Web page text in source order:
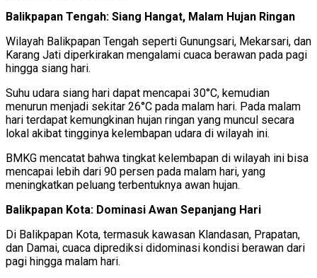
Balikpapan Tengah: Siang Hangat, Malam Hujan Ringan
Wilayah Balikpapan Tengah seperti Gunungsari, Mekarsari, dan
Karang Jati diperkirakan mengalami cuaca berawan pada pagi
hingga siang hari.
Suhu udara siang hari dapat mencapai 30°C, kemudian
menurun menjadi sekitar 26°C pada malam hari. Pada malam
hari terdapat kemungkinan hujan ringan yang muncul secara
lokal akibat tingginya kelembapan udara di wilayah ini.
BMKG mencatat bahwa tingkat kelembapan di wilayah ini bisa
mencapai lebih dari 90 persen pada malam hari, yang
meningkatkan peluang terbentuknya awan hujan.
Balikpapan Kota: Dominasi Awan Sepanjang Hari
Di Balikpapan Kota, termasuk kawasan Klandasan, Prapatan,
dan Damai, cuaca diprediksi didominasi kondisi berawan dari
pagi hingga malam hari.